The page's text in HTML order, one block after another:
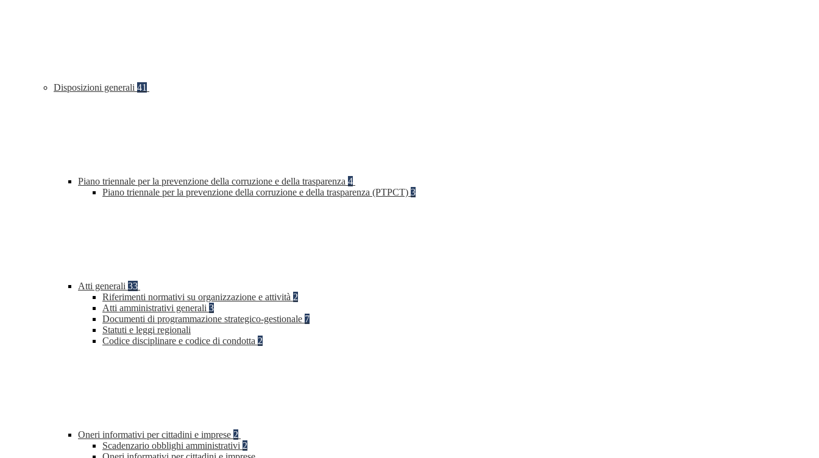
Disposizioni generali 41
Piano triennale per la prevenzione della corruzione e della trasparenza 4
Piano triennale per la prevenzione della corruzione e della trasparenza (PTPCT) 3
Atti generali 33
Riferimenti normativi su organizzazione e attività 2
Atti amministrativi generali 3
Documenti di programmazione strategico-gestionale 7
Statuti e leggi regionali
Codice disciplinare e codice di condotta 2
Oneri informativi per cittadini e imprese 2
Scadenzario obblighi amministrativi 2